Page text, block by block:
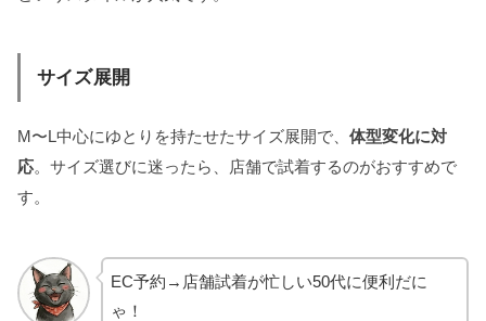
サイズ展開
M〜L中心にゆとりを持たせたサイズ展開で、 体型変化に対
応。サイズ選びに迷ったら、店舗で試着するのがおすすめで
す。
EC予約→店舗試着が忙しい50代に便利だに
ゃ！